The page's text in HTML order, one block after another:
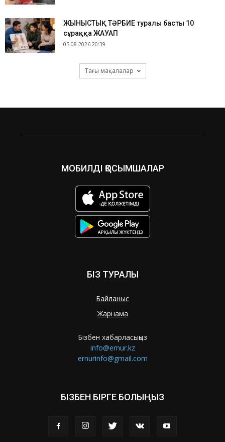
ЖЫНЫСТЫҚ ТӘРБИЕ туралы басты 10
сұраққа ЖАУАП
05.08.2026 20:39
Тағы мақалалар
МОБИЛДІ ҚОСЫМШАЛАР
БІЗ ТУРАЛЫ
Байланыс
Жарнама
Бізбен хабарласыңыз
info@ernur.kz
ernurinfo@gmail.com
БІЗБЕН БІРГЕ БОЛЫҢЫЗ